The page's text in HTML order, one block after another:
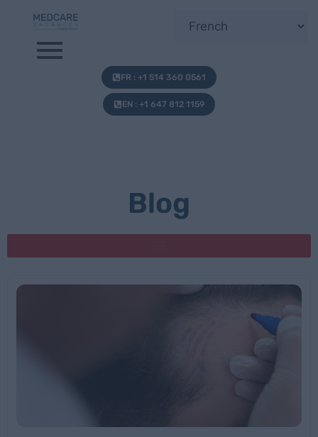
FR : +1 514 360 0561
EN : +1 647 812 1159
Blog